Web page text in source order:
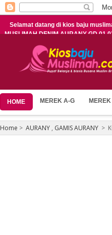
Selamat datang di kios baju
MUSLIMAH DENIM AURANY GD
HOME MEREK A-G
Home > AURANY , GAMIS AURANY >